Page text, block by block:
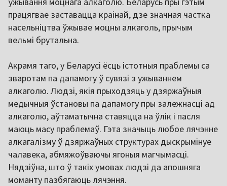
працягвае заставацца краінай, дзе значная частка
насельніцтва ўжывае моцны алкаголь, прычым
вельмі брутальна.
Акрамя таго, у Беларусі ёсць істотныя праблемы са
зваротам па дапамогу ў сувязі з ужываннем
алкаголю. Людзі, якія прыходзяць у дзяржаўныя
медычныя ўстановы па дапамогу пры залежнасці ад
алкаголю, аўтаматычна ставяцца на ўлік і пасля
маюць масу праблемаў. Гэта значыць любое лячэнне
алкагалізму ў дзяржаўных структурах дыскрымінуе
чалавека, абмяжоўваючы ягоныя магчымасці.
Нядзіўна, што ў такіх умовах людзі да апошняга
моманту пазбягаюць лячэння.